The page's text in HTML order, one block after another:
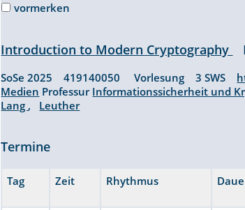
vormerken
Introduction to Modern Cryptography
SoSe 2025 419140050 Vorlesung 3 SWS
Medien Professur Informationssicherheit und
Lang , Leuther
Termine
Tag Zeit Rhythmus